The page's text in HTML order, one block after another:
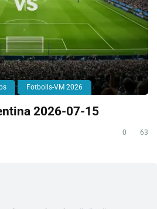
Fotbolls-VM 2026
2026-07-15
0 63